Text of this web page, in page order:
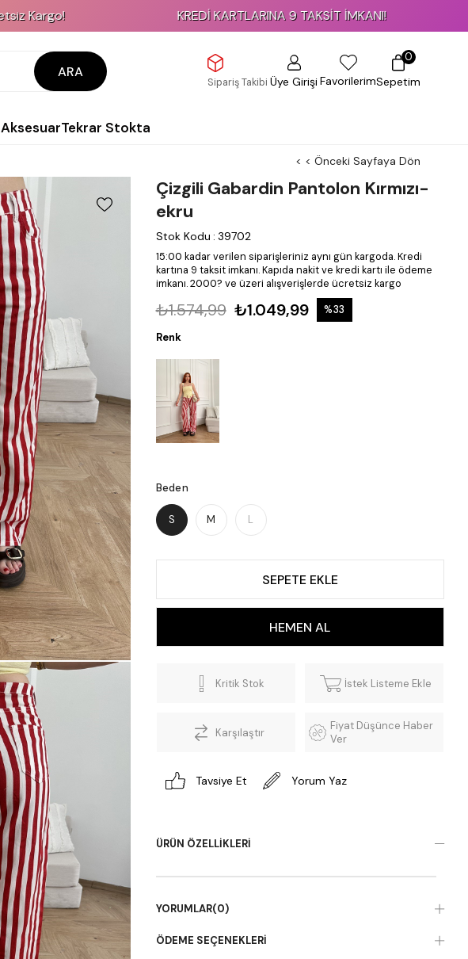
KREDİ KARTLARINA 9 TAKSİT İMKANI!
ARA
Sipariş Takibi Üye GirişiFavorilerimSepetim
0
AksesuarTekrar Stokta
< < Önceki Sayfaya Dön
Çizgili Gabardin Pantolon Kırmızı-
ekru
Stok Kodu : 39702
15:00 kadar verilen siparişleriniz aynı gün kargoda. Kredi
kartına 9 taksit imkanı. Kapıda nakit ve kredi kartı ile ödeme
imkanı. 2000? ve üzeri alışverişlerde ücretsiz kargo
₺1.574,99 ₺1.049,99 %33
Renk
Beden
S M L
Kritik Stok İstek Listeme Ekle
Karşılaştır
Fiyat Düşünce Haber
Ver
Tavsiye Et Yorum Yaz
ÜRÜN ÖZELLIKLERI
YORUMLAR(0)
ÖDEME SEÇENEKLERI